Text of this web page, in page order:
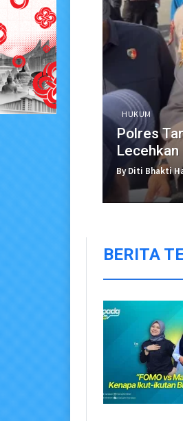
HUKUM
Polres
By Diti Bhakti
BERITA